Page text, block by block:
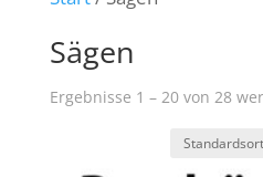
Sägen
Ergebnisse 1 – 20 von 28